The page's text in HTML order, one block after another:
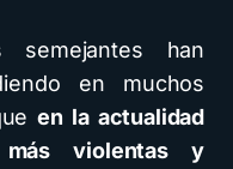
semejantes han
en muchos
en la actualidad
violentas y